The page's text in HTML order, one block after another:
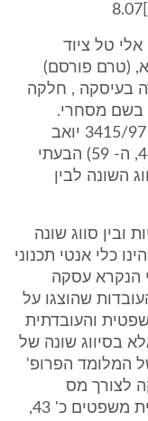
בעניין אלי טל (עמ"ה (ת"א) 1214/02 אלי טל ציוד
(טרם פורסם)
בעיסקה , חלקה
בשם מסחרי.
בעקבות הלכת יואב רובינשטיין (ע"א 3415/97 יואב
רובינשטיין ושות' נ פשמ"ג, מיסים יז/4, ה- 59) הבעתי
השונה לבין
ובין סווג שונה
כלי אנטי תכנוני
הנקרא עסקה
שהוצגו על
והעובדתית
בסיווג שונה של
המלומד הפרופ'
לצורך מס
ומיקומה הנכון של העסקה המלאכותית משפטים כ' 43,